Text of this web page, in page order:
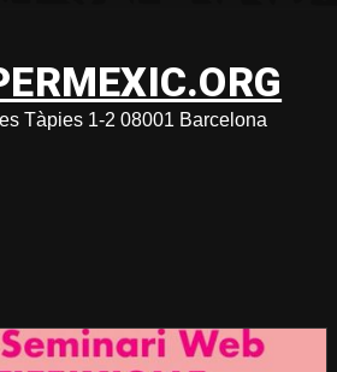
Tàpies 1-2 08001 Barcelona